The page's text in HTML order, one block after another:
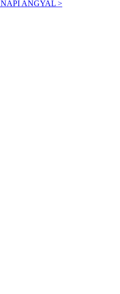
NAPI ANGYAL >